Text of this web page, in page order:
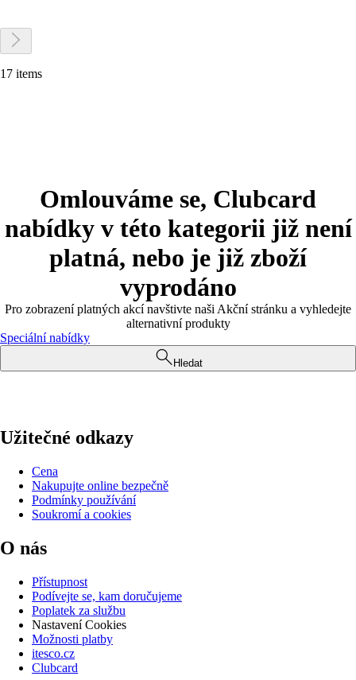
17 items
Omlouváme se, Clubcard
nabídky v této kategorii již není
platná, nebo je již zboží
vyprodáno
Pro zobrazení platných akcí navštivte naši Akční stránku a vyhledejte
alternativní produkty
Speciální nabídky
Hledat
Užitečné odkazy
Cena
Nakupujte online bezpečně
Podmínky používání
Soukromí a cookies
O nás
Přístupnost
Podívejte se, kam doručujeme
Poplatek za službu
Nastavení Cookies
Možnosti platby
itesco.cz
Clubcard